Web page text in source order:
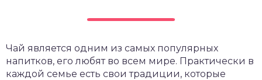
Чай является одним из самых популярных
напитков, его любят во всем мире. Практически в
каждой семье есть свои традиции, которые